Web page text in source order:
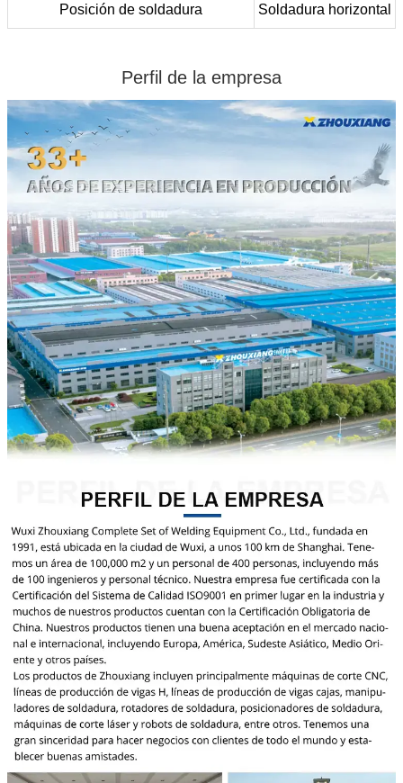
Posición de soldadura Soldadura horizontal
Perfil de la empresa